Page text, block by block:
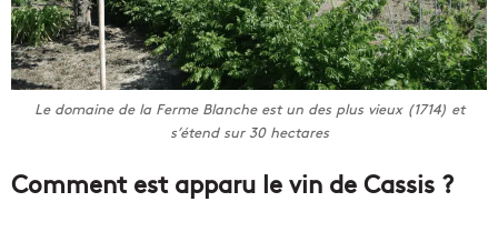
Le domaine de la Ferme Blanche est un des plus vieux (1714) et
s’étend sur 30 hectares
Comment est apparu le vin de Cassis ?